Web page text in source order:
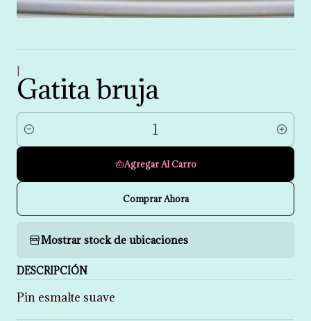
Gatita bruja
Cantidad
Agregar Al Carro
Comprar Ahora
Mostrar stock de ubicaciones
DESCRIPCIÓN
Pin esmalte suave